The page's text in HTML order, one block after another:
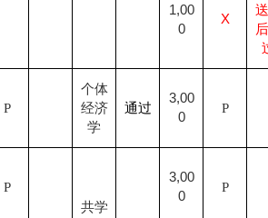
1,00
0
X
P
个体
经济
学
通过
3,00
0
P
P
共学
3,00
0
P